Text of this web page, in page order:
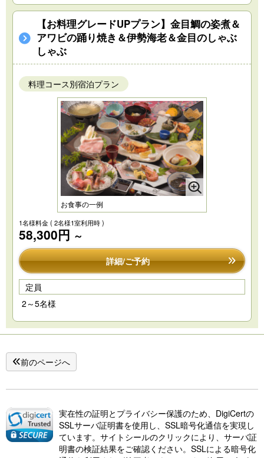
【お料理グレードUPプラン】金目鯛の姿煮＆
アワビの踊り焼き＆伊勢海老＆金目のしゃぶ
しゃぶ
料理コース別宿泊プラン
お食事の一例
1名様料金( 2名様1室利用時 )
58,300円 ～
詳細/ご予約
定員
2～5名様
前のページへ
実在性の証明とプライバシー保護のため、DigiCertの
SSLサーバ証明書を使用し、SSL暗号化通信を実現し
ています。サイトシールのクリックにより、サーバ証
明書の検証結果をご確認ください。SSLによる暗号化